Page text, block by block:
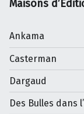
Maisons
Ankama
Casterman
Dargaud
Des Bulles dans